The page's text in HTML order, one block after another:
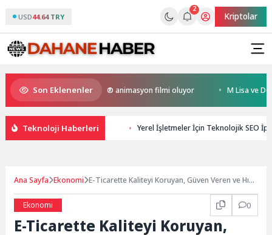
USD44.64 TRY
2
Kriptolar
Son Eklenenler
Kral Türkiye’nin ilk IMAX® animasyon filmi oluyor M Lisa ve Dolu
Teknoloji Haberleri Yerel İşletmeler İçin Teknolojik SEO
Ana Sayfa Ekonomi E-Ticarette Kaliteyi Koruyan, Güven Veren ve Hızlı
Ekonomi
0
E-Ticarette Kaliteyi Koruyan,